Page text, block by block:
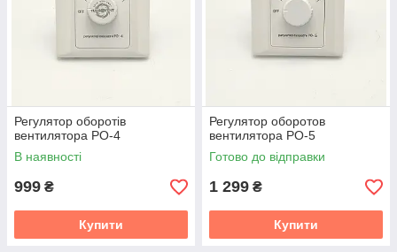
Регулятор оборотів
вентилятора РО-4
В наявності
999 ₴
Купити
Регулятор оборотов
вентилятора РО-5
Готово до відправки
1 299 ₴
Купити